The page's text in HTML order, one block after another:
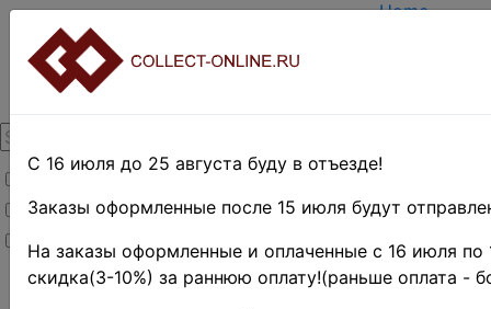
Товары со скидкой
Товары в наличии
Новинки
Home
Payment
TERMS AND
Home
С 16 июля до 25 августа буду в отъезде!
Заказы оформленные после 15 июля будут
На заказы оформленные и оплаченные с 16 июля по
скидка(3-10%) за раннюю оплату!(раньше оплата -